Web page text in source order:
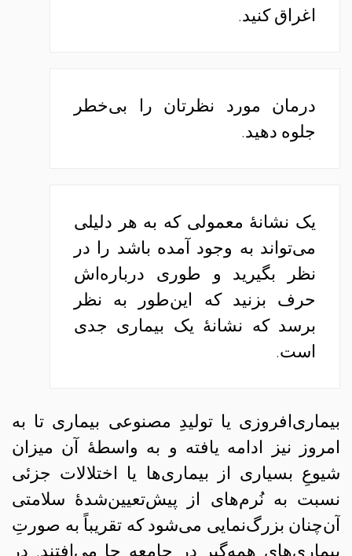
اغراق کنید.
درمان مورد نظرتان را بی‌خطر
جلوه دهید.
یک نشانهٔ معمولی که به هر دلیلی
می‌تواند به وجود آمده باشد را در
نظر بگیرید و طوری درباره‌اش
حرف بزنید که این‌طور به نظر
برسد که نشانهٔ یک بیماری جدی
است.
بیماری‌افروزی یا تولیدِ مصنوعی بیماری تا به
امروز نیز ادامه یافته و به واسطهٔ آن میزان
شیوعِ بسیاری از بیماری‌ها یا اختلالات جزئی
نسبت به نُرم‌های از پیش‌تعیین‌‌شدهٔ سلامتی
آن‌چنان بزرگ‌نمایی می‌شود که تقریباً به صورتِ
بیماری‌های همه‌گیر در جامعه جا می‌افتند. در